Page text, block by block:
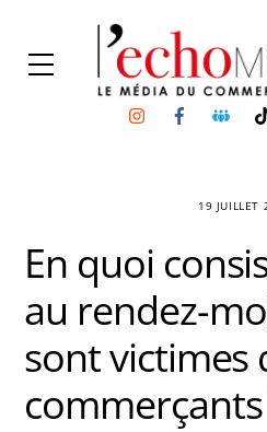
content
Menu
Instagram
19 JUILLET
En quoi
au rendez-
sont victimes
commerçants